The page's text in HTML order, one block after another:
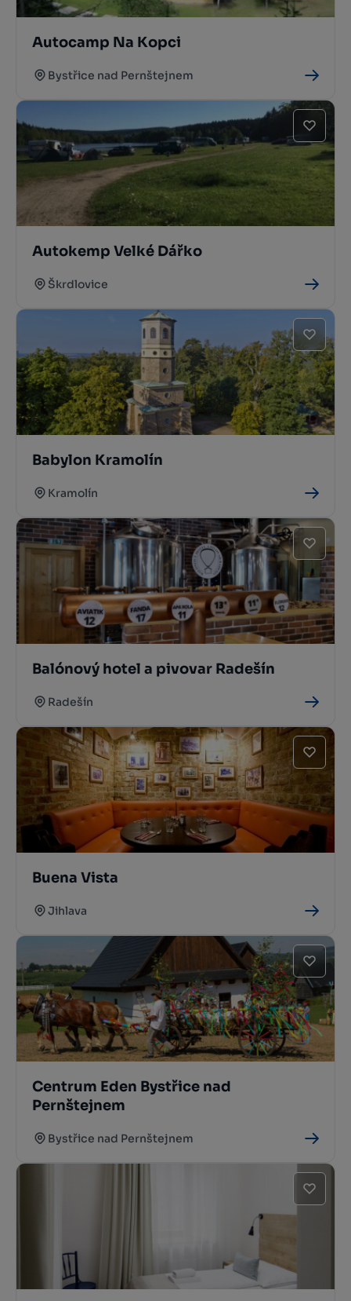
Autocamp Na Kopci
Bystřice nad Pernštejnem
Autokemp Velké Dářko
Škrdlovice
Babylon Kramolín
Kramolín
Balónový hotel a pivovar Radešín
Radešín
Buena Vista
Jihlava
Centrum Eden Bystřice nad
Pernštejnem
Bystřice nad Pernštejnem